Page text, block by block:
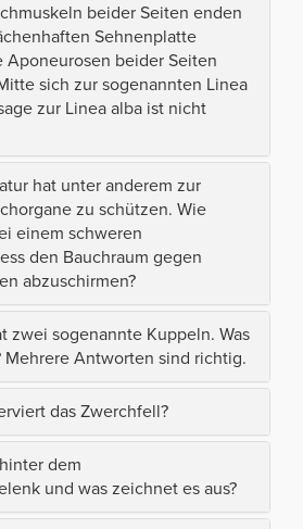
beider Seiten enden
Sehnenplatte
Aponeurosen beider Seiten
sich zur sogenannten Linea
zur Linea alba ist nicht
hat unter anderem zur
zu schützen. Wie
einem schweren
den Bauchraum gegen
abzuschirmen?
zwei sogenannte Kuppeln. Was
Mehrere Antworten sind richtig.
das Zwerchfell?
dem
und was zeichnet es aus?